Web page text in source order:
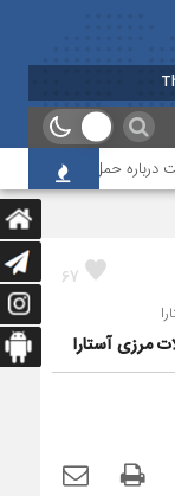
حمل‌ونقل
67
مرزی آستارا